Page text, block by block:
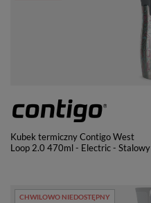
Kubek termiczny Contigo West
Loop 2.0 470ml - Electric - Stalowy
CHWILOWO NIEDOSTĘPNY